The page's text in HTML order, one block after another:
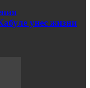
унес жизни